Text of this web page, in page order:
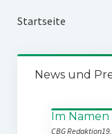
Startseite
News und
Im Namen
CBG Redaktion